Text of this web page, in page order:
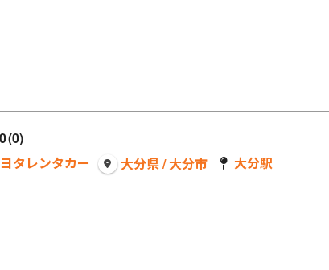
0
タレンタカー 大分県 / 大分市 大分駅